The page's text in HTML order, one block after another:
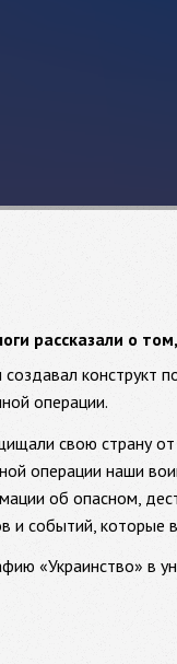
рассказали о
конструкт
операции.
свою страну
операции наши
об опасном,
и событий, которые
«Украинство» в